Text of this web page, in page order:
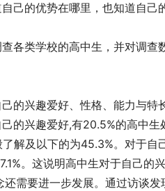
己的优势在哪里，也知道自
各类学校的高中生，并对调查
的兴趣爱好、性格、能力与特
的兴趣爱好,有20.5%的高中
解及以下的为45.3%。对于
。这说明高中生对于自己的
需要进一步发展。通过访谈